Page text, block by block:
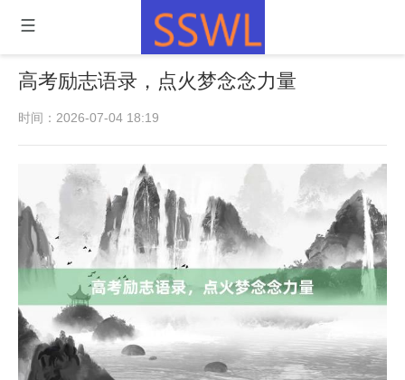
高考励志语录，点火梦念念力量
时间：2026-07-04 18:19